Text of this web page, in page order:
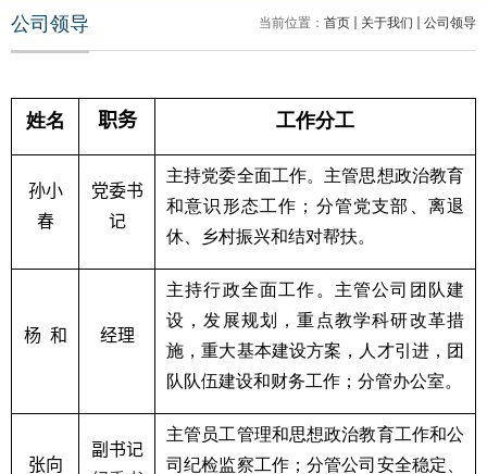
当前位置： 首页 关于我们 公司领导
公司领导
姓名 职务 工作分工
孙小
春
党委书
记
主持党委全面工作。主管思想政治教育
和意识形态工作；分管党支部、离退
休、乡村振兴和结对帮扶。
杨 和 经理
主持行政全面工作。主管公司团队建
设，发展规划，重点教学科研改革措
施，重大基本建设方案，人才引进，团
队队伍建设和财务工作；分管办公室。
张向
副书记
主管员工管理和思想政治教育工作和公
司纪检监察工作；分管公司安全稳定、